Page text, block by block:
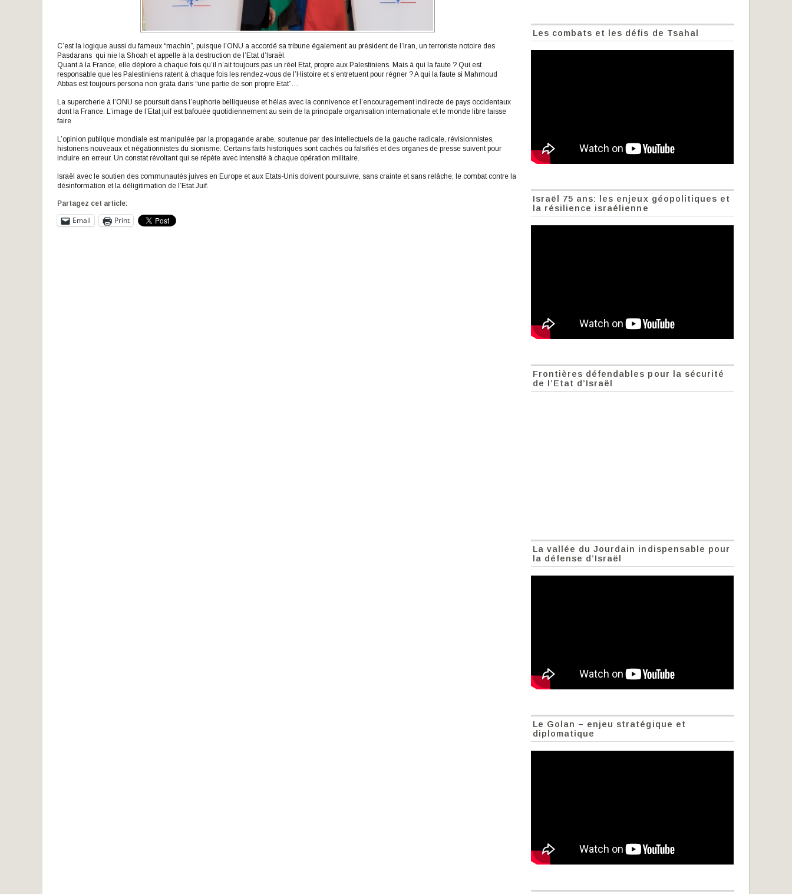
C’est la logique aussi du fameux “machin”, puisque l’ONU a accordé sa tribune également au président de l’Iran, un terroriste notoire des
Pasdarans qui nie la Shoah et appelle à la destruction de l’Etat d’Israël.
Quant à la France, elle déplore à chaque fois qu’il n’ait toujours pas un réel Etat, propre aux Palestiniens. Mais à qui la faute ? Qui est
responsable que les Palestiniens ratent à chaque fois les rendez-vous de l’Histoire et s’entretuent pour régner ? A qui la faute si Mahmoud
Abbas est toujours persona non grata dans “une partie de son propre Etat”…
La supercherie à l’ONU se poursuit dans l’euphorie belliqueuse et hélas avec la connivence et l’encouragement indirecte de pays occidentaux
dont la France. L’image de l’Etat juif est bafouée quotidiennement au sein de la principale organisation internationale et le monde libre laisse
faire
L’opinion publique mondiale est manipulée par la propagande arabe, soutenue par des intellectuels de la gauche radicale, révisionnistes,
historiens nouveaux et négationnistes du sionisme. Certains faits historiques sont cachés ou falsifiés et des organes de presse suivent pour
induire en erreur. Un constat révoltant qui se répète avec intensité à chaque opération militaire.
Israël avec le soutien des communautés juives en Europe et aux Etats-Unis doivent poursuivre, sans crainte et sans relâche, le combat contre la
désinformation et la déligitimation de l’Etat Juif.
Partagez cet article:
Email Print
Les combats et les défis de Tsahal
Israël 75 ans: les enjeux géopolitiques et
la résilience israélienne
Frontières défendables pour la sécurité
de l’Etat d’Israël
La vallée du Jourdain indispensable pour
la défense d’Israël
Le Golan – enjeu stratégique et
diplomatique